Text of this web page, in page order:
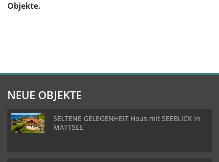
Objekte.
NEUE OBJEKTE
SELTENE GELEGENHEIT Haus mit SEEBLICK in
MATTSEE